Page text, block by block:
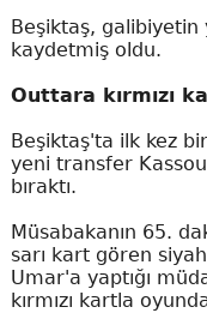
Beşiktaş, galibiyetin
kaydetmiş oldu.
Outtara kırmızı
Beşiktaş'ta ilk kez
yeni transfer
bıraktı.
Müsabakanın 65.
sarı kart gören
Umar'a yaptığı
kırmızı kartla